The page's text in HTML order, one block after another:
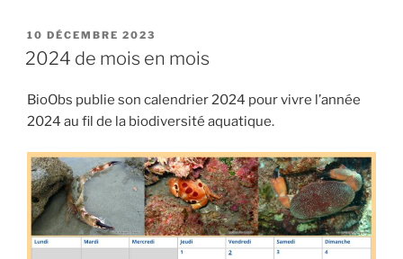
PUBLIÉ
LE
10 DÉCEMBRE 2023
2024 de mois en mois
BioObs publie son calendrier 2024 pour vivre l’année
2024 au fil de la biodiversité aquatique.